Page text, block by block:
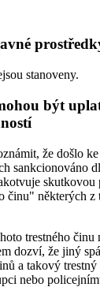
stanoveny.
být
že došlo
sankcionováno
skutkovou
činu" některých z
trestného činu
dozví, že jiný
a takový
nebo